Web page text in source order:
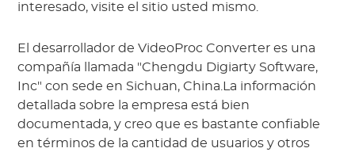
interesado, visite el sitio usted mismo.
El desarrollador de VideoProc Converter es una
compañía llamada "Chengdu Digiarty Software,
Inc" con sede en Sichuan, China.La información
detallada sobre la empresa está bien
documentada, y creo que es bastante confiable
en términos de la cantidad de usuarios y otros